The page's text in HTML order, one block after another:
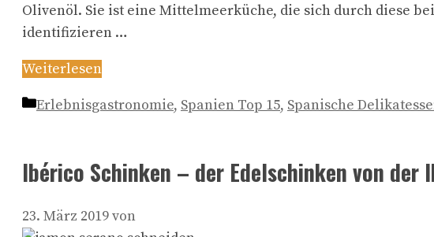
Olivenöl. Sie ist eine Mittelmeerküche, die sich durch diese
identifizieren …
Weiterlesen
Kategorien
Erlebnisgastronomie, Spanien Top 15, Spanische
Ibérico Schinken – der Edelschinken von der
23. März 2019von